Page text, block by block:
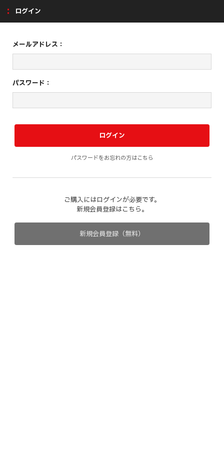
ログイン
メールアドレス：
パスワード：
パスワードをお忘れの方はこちら
ご購入にはログインが必要です。
新規会員登録はこちら。